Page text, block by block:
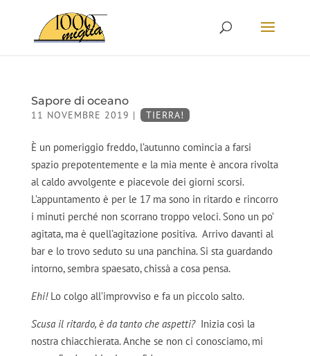
Sapore di oceano
11 NOVEMBRE 2019 | TIERRA!
È un pomeriggio freddo, l’autunno comincia a farsi
spazio prepotentemente e la mia mente è ancora rivolta
al caldo avvolgente e piacevole dei giorni scorsi.
L’appuntamento è per le 17 ma sono in ritardo e rincorro
i minuti perché non scorrano troppo veloci. Sono un po’
agitata, ma è quell’agitazione positiva. Arrivo davanti al
bar e lo trovo seduto su una panchina. Si sta guardando
intorno, sembra spaesato, chissà a cosa pensa.
Ehi! Lo colgo all’improvviso e fa un piccolo salto.
Scusa il ritardo, è da tanto che aspetti? Inizia così la
nostra chiacchierata. Anche se non ci conosciamo, mi